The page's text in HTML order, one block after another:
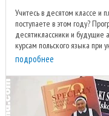
Учитесь в десятом классе и
поступаете в этом году?
десятиклассники и будущие
курсам польского языка при
подробнее